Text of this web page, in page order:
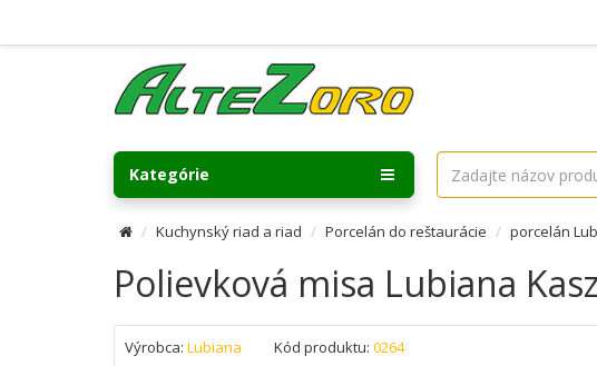
Kategórie
Kuchynský riad a riad Porcelán do reštaurácie porcelán
Polievková misa Lubiana
Výrobca: Lubiana Kód produktu: 0264